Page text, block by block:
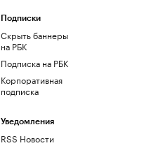
Подписки
Скрыть баннеры
на РБК
Подписка на РБК
Корпоративная
подписка
Уведомления
RSS Новости